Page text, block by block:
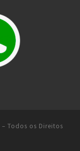
– Todos os Direitos